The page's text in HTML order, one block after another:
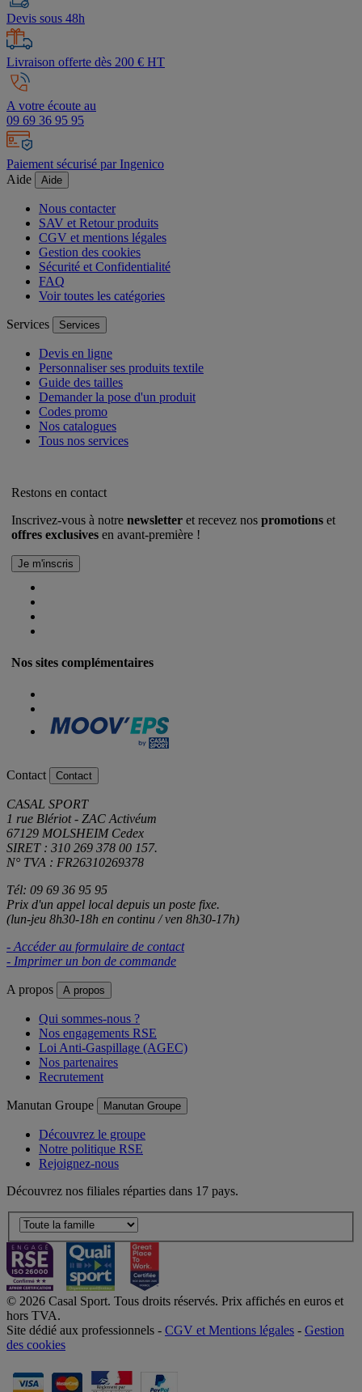
Devis sous 48h
Livraison offerte dès 200 € HT
A votre écoute au
09 69 36 95 95
Paiement sécurisé par Ingenico
Aide
Aide
Nous contacter
SAV et Retour produits
CGV et mentions légales
Gestion des cookies
Sécurité et Confidentialité
FAQ
Voir toutes les catégories
Services Services
Devis en ligne
Personnaliser ses produits textile
Guide des tailles
Demander la pose d'un produit
Codes promo
Nos catalogues
Tous nos services
Restons en contact
Inscrivez-vous à notre newsletter et recevez nos promotions et
offres exclusives en avant-première !
Nos sites complémentaires
Contact Contact
CASAL SPORT
1 rue Blériot - ZAC Activéum
67129 MOLSHEIM Cedex
SIRET : 310 269 378 00 157.
N° TVA : FR26310269378
Tél: 09 69 36 95 95
Prix d'un appel local depuis un poste fixe.
(lun-jeu 8h30-18h en continu / ven 8h30-17h)
- Accéder au formulaire de contact
- Imprimer un bon de commande
A propos A propos
Qui sommes-nous ?
Nos engagements RSE
Loi Anti-Gaspillage (AGEC)
Nos partenaires
Recrutement
Manutan Groupe Manutan Groupe
Découvrez le groupe
Notre politique RSE
Rejoignez-nous
Découvrez nos filiales réparties dans 17 pays.
© 2026 Casal Sport. Tous droits réservés. Prix affichés en euros et
hors TVA.
Site dédié aux professionnels - CGV et Mentions légales - Gestion
des cookies